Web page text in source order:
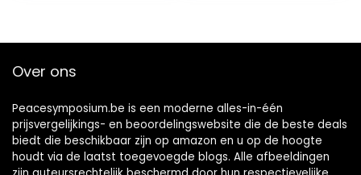
Over ons
Peacesymposium.be is een moderne alles-in-één
prijsvergelijkings- en beoordelingswebsite die de beste deals
biedt die beschikbaar zijn op amazon en u op de hoogte
houdt via de laatst toegevoegde blogs. Alle afbeeldingen